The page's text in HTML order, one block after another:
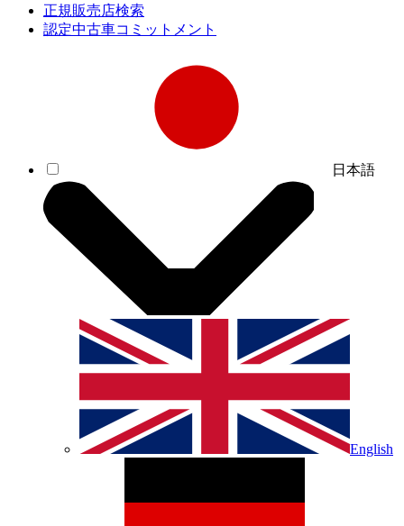
正規販売店検索
認定中古車コミットメント
日本語
English